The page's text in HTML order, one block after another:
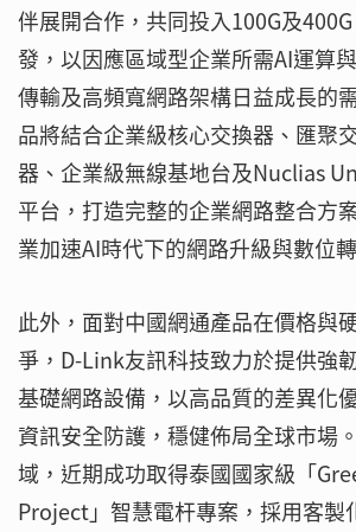
伴展開合作，共同投入100G及
發，以因應區域型企業所需AI運算
傳輸及高頻寬網路架構日益成長的
品將結合企業級核心交換器、匯聚
器、企業級無線基地台及Nuclias
平台，打造完整的企業網路整合方
業加速AI時代下的網路升級與數位
此外，面對中國網通產品在價格與
爭，D-Link友訊科技致力於提供強
基礎網路設備，以高品質的差異化
資訊安全防護，穩健佈局全球市場
域，近期成功取得泰國國家級「
Project」智慧電杆專案，採用客製